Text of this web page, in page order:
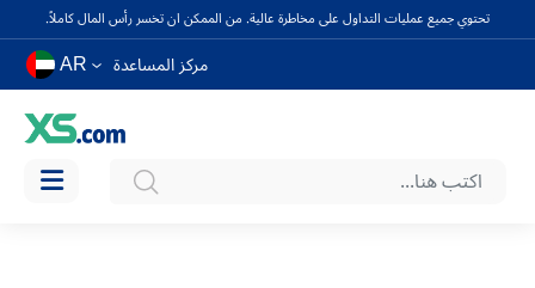
تحتوي جميع عمليات التداول على مخاطرة عالية. من الممكن ان تخسر رأس المال كاملاً.
مركز المساعدة AR